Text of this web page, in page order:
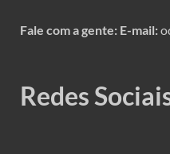
Fale com a gente: E-mail:
Redes